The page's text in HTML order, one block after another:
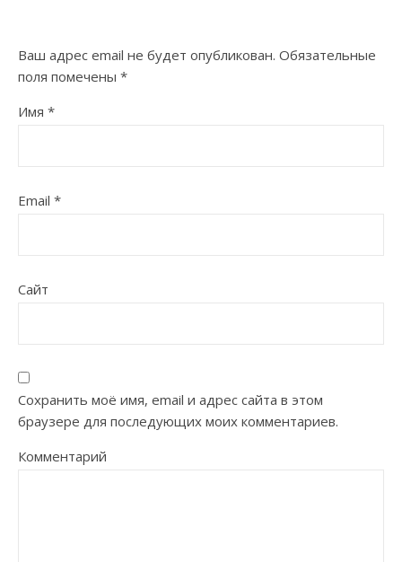
Ваш адрес email не будет опубликован. Обязательные
поля помечены *
Имя *
Email *
Сайт
Сохранить моё имя, email и адрес сайта в этом
браузере для последующих моих комментариев.
Комментарий